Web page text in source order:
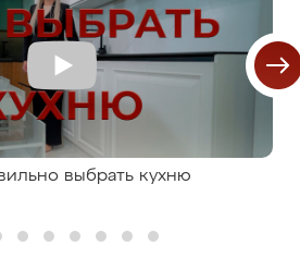
выбрать кухню